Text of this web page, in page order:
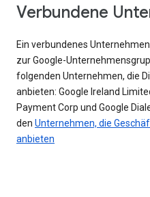
Verbundene
Ein verbundenes
zur Google-
folgenden Unternehmen, die
anbieten: Google Ireland
Payment Corp und Google
den Unternehmen, die
anbieten